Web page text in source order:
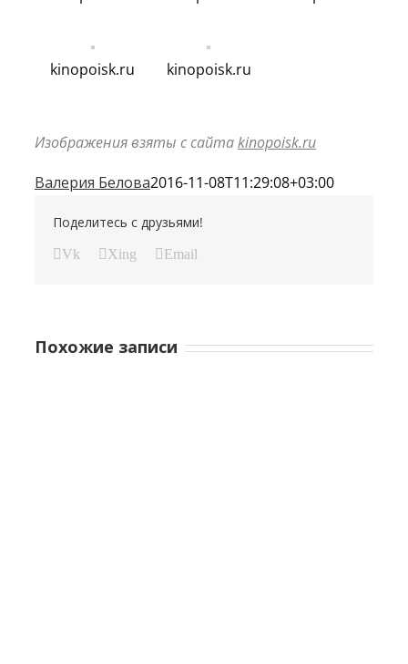
kinopoisk.ru kinopoisk.ru
Изображения взяты с сайтаkinopoisk.ru
Валерия Белова2016-11-08T11:29:08+03:00
Поделитесь с друзьями!
Vk Xing Email
Похожие записи